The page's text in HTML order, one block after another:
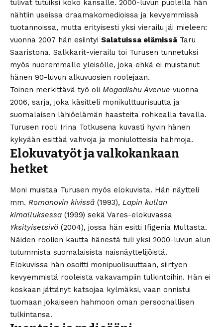
tulivat tutuiksi koko kansalle. 2000-luvun puolella hän
nähtiin useissa draamakomedioissa ja kevyemmissä
tuotannoissa, mutta erityisesti yksi vierailu jäi mieleen:
vuonna 2007 hän esiintyi Salatuissa elämissä Taru
Saaristona. Salkkarit-vierailu toi Turusen tunnetuksi
myös nuoremmalle yleisölle, joka ehkä ei muistanut
hänen 90-luvun alkuvuosien roolejaan.
Toinen merkittävä työ oli Mogadishu Avenue vuonna
2006, sarja, joka käsitteli monikulttuurisuutta ja
suomalaisen lähiöelämän haasteita rohkealla tavalla.
Turusen rooli Irina Totkusena kuvasti hyvin hänen
kykyään esittää vahvoja ja moniulotteisia hahmoja.
Elokuvatyöt ja valkokankaan
hetket
Moni muistaa Turusen myös elokuvista. Hän näytteli
mm. Romanovin kivissä (1993), Lapin kullan
kimalluksessa (1999) sekä Vares-elokuvassa
Yksityisetsivä (2004), jossa hän esitti Ifigenia Multasta.
Näiden roolien kautta hänestä tuli yksi 2000-luvun alun
tutummista suomalaisista naisnäyttelijöistä.
Elokuvissa hän osoitti monipuolisuuttaan, siirtyen
kevyemmistä rooleista vakavampiin tulkintoihin. Hän ei
koskaan jättänyt katsojaa kylmäksi, vaan onnistui
tuomaan jokaiseen hahmoon oman persoonallisen
tulkintansa.